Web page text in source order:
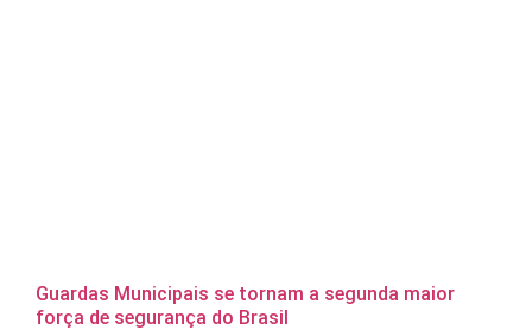
Guardas Municipais se tornam a segunda maior
força de segurança do Brasil